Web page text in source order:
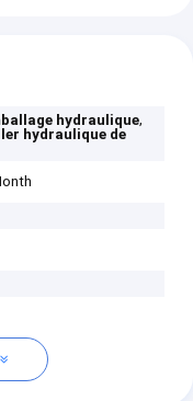
hydraulique,
hydraulique de